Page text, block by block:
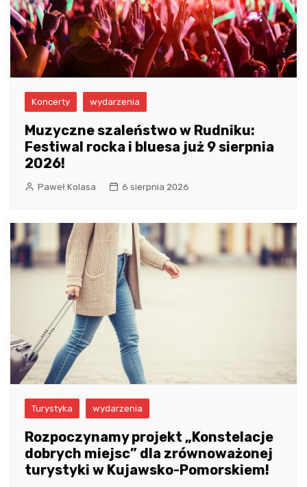
Koncerty wydarzenia
Muzyczne szaleństwo w Rudniku:
Festiwal rocka i bluesa już 9 sierpnia
2026!
Paweł Kolasa 6 sierpnia 2026
Turystyka wydarzenia
Rozpoczynamy projekt „Konstelacje
dobrych miejsc” dla zrównoważonej
turystyki w Kujawsko-Pomorskiem!